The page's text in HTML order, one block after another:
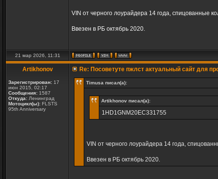
VIN от черного лоурайдера 14 года, спицованные
Ввезен в РБ октябрь 2020.
21 мар 2026, 11:31
Artikhonov
Зарегистрирован: 17
июн 2015, 02:17
Сообщения: 1587
Откуда: Ленинград
Мотоцикл(ы): FLSTS
95th Anniversary
Re: Посоветуте пжлст актуальный сайт для
Timusa писал(а):
Artikhonov писал(а):
1HD1GNM20EC331755
VIN от черного лоурайдера 14 года,
Ввезен в РБ октябрь 2020.